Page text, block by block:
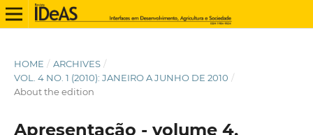
HOME / ARCHIVES /
VOL. 4 NO. 1 (2010): JANEIRO A JUNHO DE 2010 /
About the edition
Apresentação - volume 4,